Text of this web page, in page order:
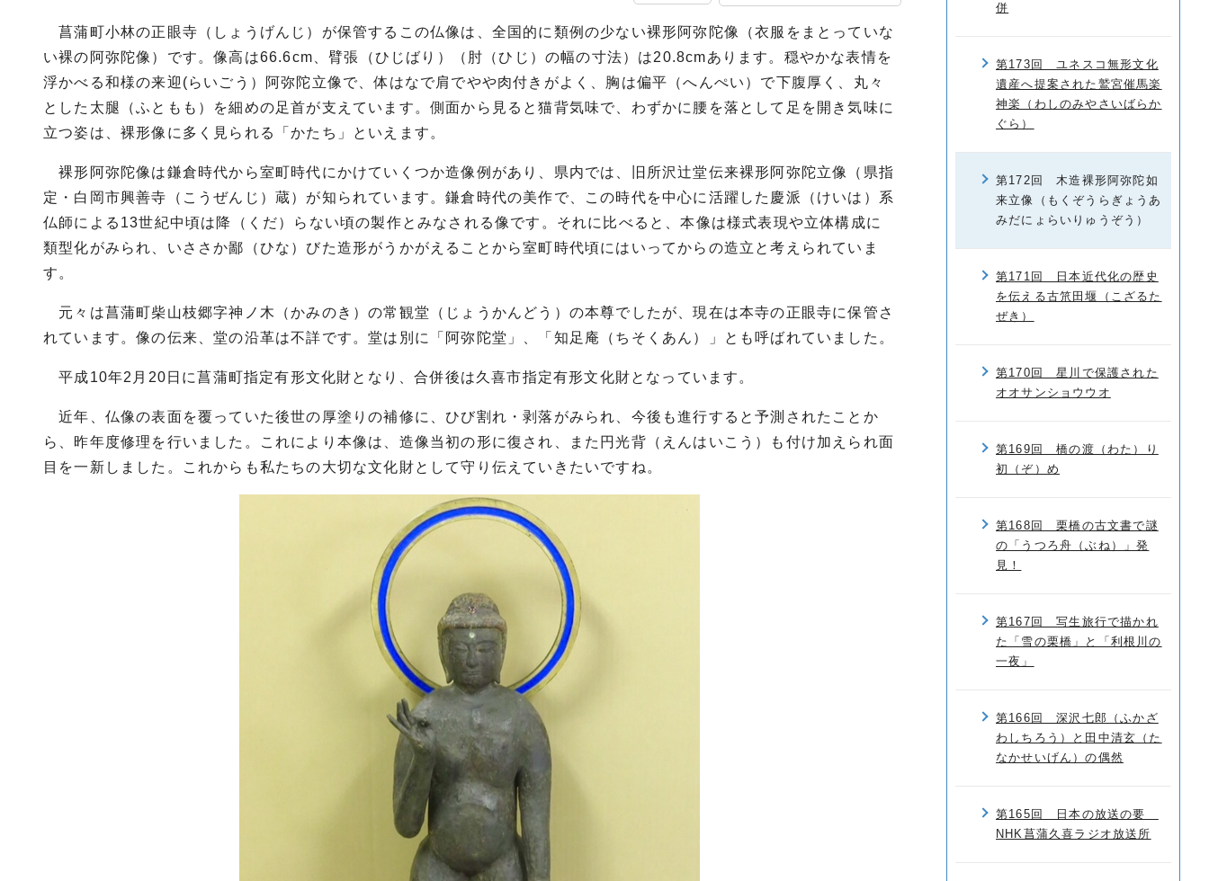
菖蒲町小林の正眼寺（しょうげんじ）が保管するこの仏像は、全国的に類例の少ない裸形阿弥陀像（衣服をまとっていな
い裸の阿弥陀像）です。像高は66.6cm、臂張（ひじばり）（肘（ひじ）の幅の寸法）は20.8cmあります。穏やかな表情を
浮かべる和様の来迎(らいごう）阿弥陀立像で、体はなで肩でやや肉付きがよく、胸は偏平（へんぺい）で下腹厚く、丸々
とした太腿（ふともも）を細めの足首が支えています。側面から見ると猫背気味で、わずかに腰を落として足を開き気味に
立つ姿は、裸形像に多く見られる「かたち」といえます。
裸形阿弥陀像は鎌倉時代から室町時代にかけていくつか造像例があり、県内では、旧所沢辻堂伝来裸形阿弥陀立像（県指
定・白岡市興善寺（こうぜんじ）蔵）が知られています。鎌倉時代の美作で、この時代を中心に活躍した慶派（けいは）系
仏師による13世紀中頃は降（くだ）らない頃の製作とみなされる像です。それに比べると、本像は様式表現や立体構成に
類型化がみられ、いささか鄙（ひな）びた造形がうかがえることから室町時代頃にはいってからの造立と考えられていま
す。
元々は菖蒲町柴山枝郷字神ノ木（かみのき）の常観堂（じょうかんどう）の本尊でしたが、現在は本寺の正眼寺に保管さ
れています。像の伝来、堂の沿革は不詳です。堂は別に「阿弥陀堂」、「知足庵（ちそくあん）」とも呼ばれていました。
平成10年2月20日に菖蒲町指定有形文化財となり、合併後は久喜市指定有形文化財となっています。
近年、仏像の表面を覆っていた後世の厚塗りの補修に、ひび割れ・剥落がみられ、今後も進行すると予測されたことか
ら、昨年度修理を行いました。これにより本像は、造像当初の形に復され、また円光背（えんはいこう）も付け加えられ面
目を一新しました。これからも私たちの大切な文化財として守り伝えていきたいですね。
併
第173回 ユネスコ無形文化
遺産へ提案された鷲宮催馬楽
神楽（わしのみやさいばらか
ぐら）
第172回 木造裸形阿弥陀如
来立像（もくぞうらぎょうあ
みだにょらいりゅうぞう）
第171回 日本近代化の歴史
を伝える古笊田堰（こざるた
ぜき）
第170回 星川で保護された
オオサンショウウオ
第169回 橋の渡（わた）り
初（ぞ）め
第168回 栗橋の古文書で謎
の「うつろ舟（ぶね）」発
見！
第167回 写生旅行で描かれ
た「雪の栗橋」と「利根川の
一夜」
第166回 深沢七郎（ふかざ
わしちろう）と田中清玄（た
なかせいげん）の偶然
第165回 日本の放送の要
NHK菖蒲久喜ラジオ放送所